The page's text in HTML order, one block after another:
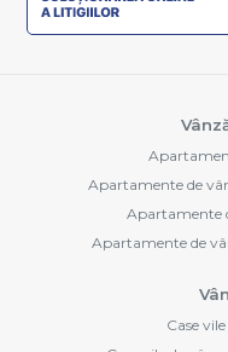
Apartamente de
Apartamente
Apartamente de
Case